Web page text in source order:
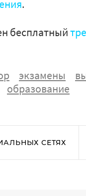
.
бесплатный
экзамены
образование
СЕТЯХ